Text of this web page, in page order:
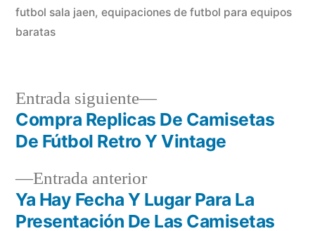
futbol sala jaen, equipaciones de futbol para equipos
baratas
Navegación
entradas
Entrada anteriorEntrada
anterior:
Ya Hay Fecha Y Lugar Para La
Presentación De Las Camisetas
Entrada siguiente
Entrada
siguiente:
Compra Replicas De Camisetas
De Fútbol Retro Y Vintage